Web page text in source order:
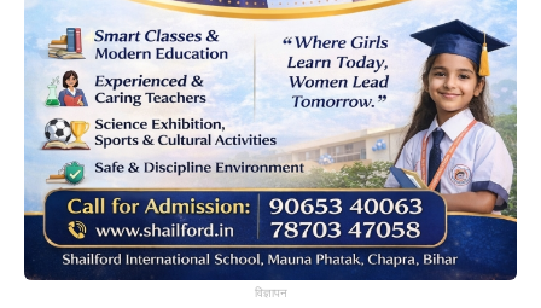
विज्ञापन